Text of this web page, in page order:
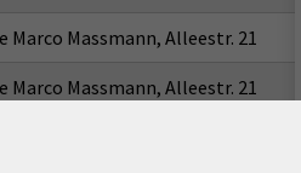
Marco Massmann, Alleestr. 21
Marco Massmann, Alleestr. 21